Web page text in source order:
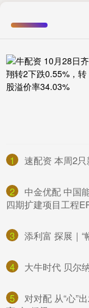
1 速配资 本周2
2
中金优配 中国
四期扩建项目工程
3 添利富 探展｜“
4 大牛时代 贝尔
5
对对配 从“心”